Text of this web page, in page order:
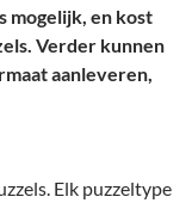
mogelijk, en kost
Verder kunnen
aanleveren,
Elk puzzeltype